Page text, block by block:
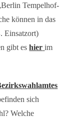
Tempelhof-
können in das
Einsatzort)
gibt eshier im
sich
Welche